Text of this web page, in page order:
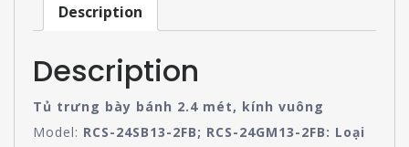
Description
Description
Tủ trưng bày bánh 2.4 mét, kính vuông
Model: RCS-24SB13-2FB; RCS-24GM13-2FB: Loại